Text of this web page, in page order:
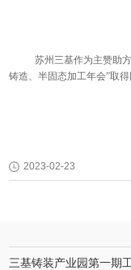
苏州三基作为主赞助
铸造、半固态加工年会”取
2023-02-23
三基铸装产业园第一期